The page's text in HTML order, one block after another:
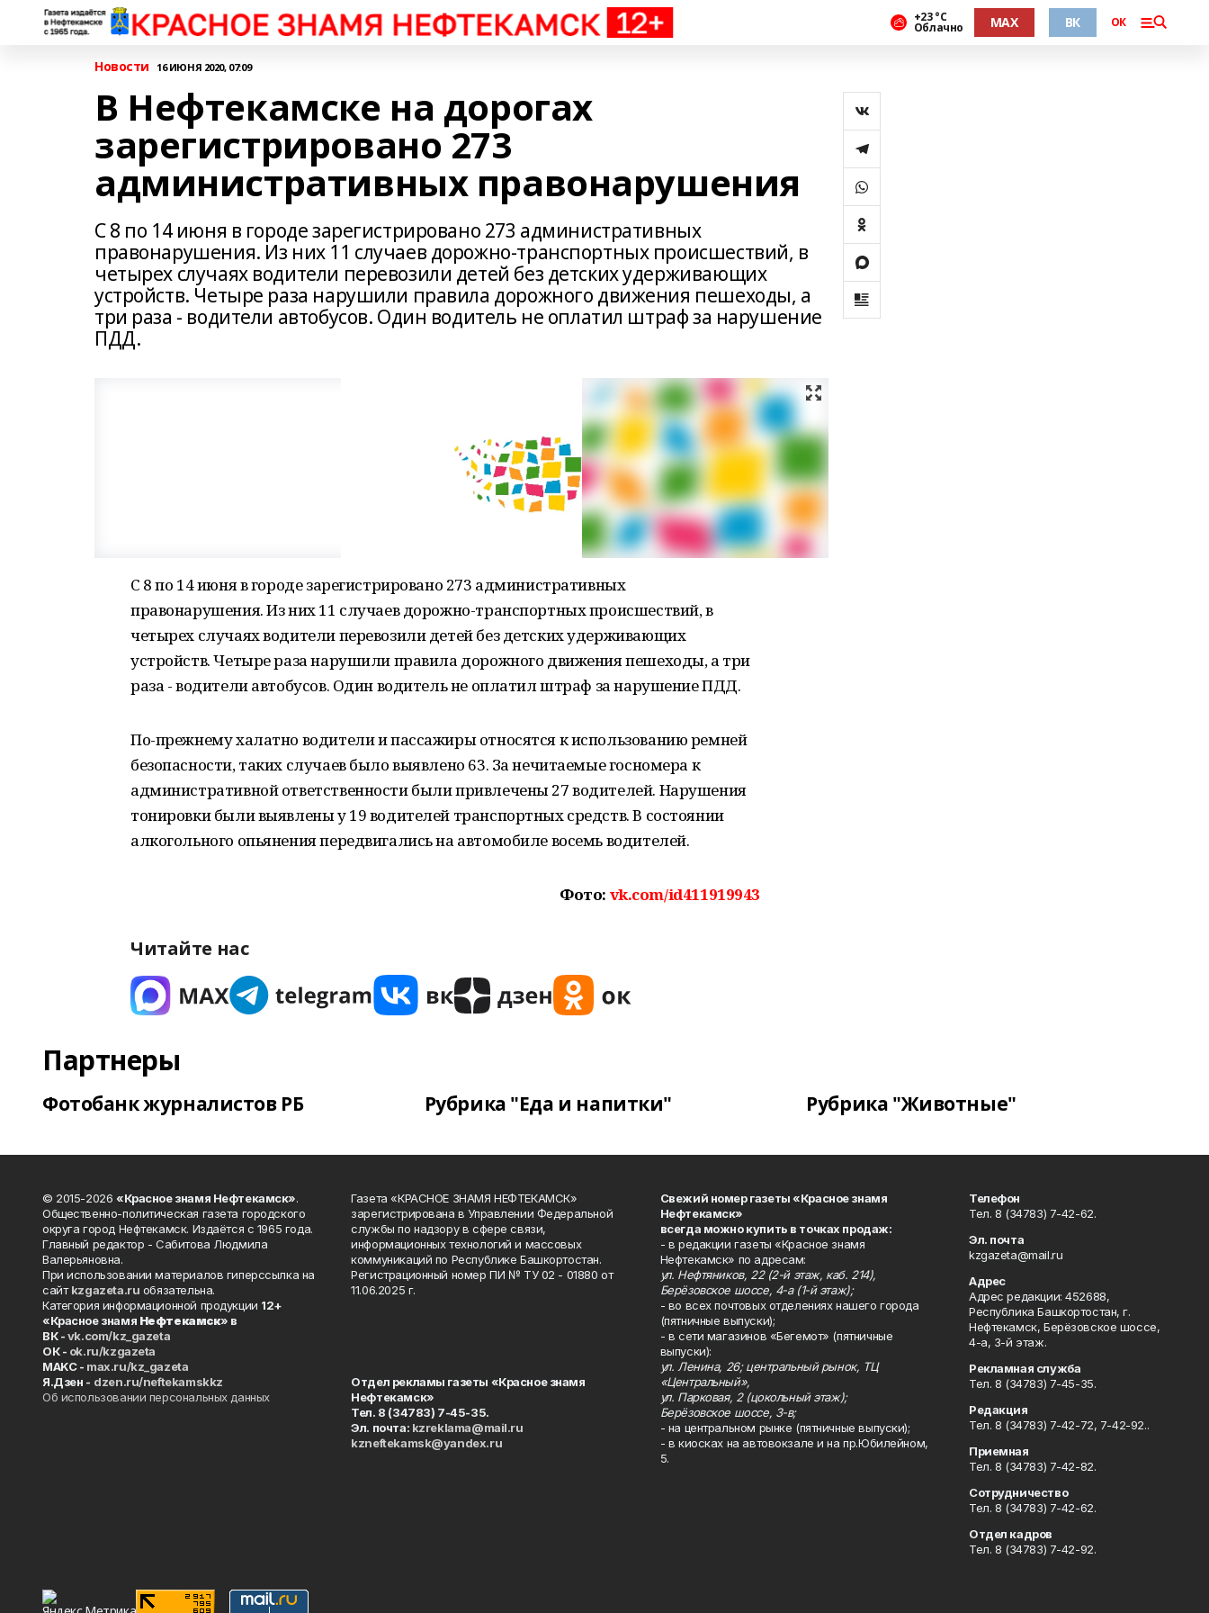
+23 °С
Облачно MAX ВК ОК
Новости 16 ИЮНЯ 2020, 07:09
В Нефтекамске на дорогах
зарегистрировано 273
административных правонарушения
С 8 по 14 июня в городе зарегистрировано 273 административных
правонарушения. Из них 11 случаев дорожно-транспортных происшествий, в
четырех случаях водители перевозили детей без детских удерживающих
устройств. Четыре раза нарушили правила дорожного движения пешеходы, а
три раза - водители автобусов. Один водитель не оплатил штраф за нарушение
ПДД.
С 8 по 14 июня в городе зарегистрировано 273 административных
правонарушения. Из них 11 случаев дорожно-транспортных происшествий, в
четырех случаях водители перевозили детей без детских удерживающих
устройств. Четыре раза нарушили правила дорожного движения пешеходы, а три
раза - водители автобусов. Один водитель не оплатил штраф за нарушение ПДД.
По-прежнему халатно водители и пассажиры относятся к использованию ремней
безопасности, таких случаев было выявлено 63. За нечитаемые госномера к
административной ответственности были привлечены 27 водителей. Нарушения
тонировки были выявлены у 19 водителей транспортных средств. В состоянии
алкогольного опьянения передвигались на автомобиле восемь водителей.
Фото: vk.com/id411919943
Читайте нас
Партнеры
Фотобанк журналистов РБ Рубрика "Еда и напитки" Рубрика "Животные"
© 2015-2026 «Красное знамя Нефтекамск».
Общественно-политическая газета городского
округа город Нефтекамск. Издаётся с 1965 года.
Главный редактор - Сабитова Людмила
Валерьяновна.
При использовании материалов гиперссылка на
сайтkzgazeta.ru обязательна.
Категория информационной продукции 12+
«Красное знамя Нефтекамск» в
ВК -vk.com/kz_gazeta
ОК - ok.ru/kzgazeta
MAKC - max.ru/kz_gazeta
Я.Дзен - dzen.ru/neftekamskkz
Об использовании персональных данных
Газета «КРАСНОЕ ЗНАМЯ НЕФТЕКАМСК»
зарегистрирована в Управлении Федеральной
службы по надзору в сфере связи,
информационных технологий и массовых
коммуникаций по Республике Башкортостан.
Регистрационный номер ПИ № ТУ 02 - 01880 от
11.06.2025 г.
Отдел рекламы газеты «Красное знамя
Нефтекамск»
Тел. 8 (34783) 7-45-35.
Эл. почта: kzreklama@mail.ru
kzneftekamsk@yandex.ru
Свежий номер газеты «Красное знамя
Нефтекамск»
всегда можно купить в точках продаж:
- в редакции газеты «Красное знамя
Нефтекамск» по адресам:
ул. Нефтяников, 22 (2-й этаж, каб. 214),
Берёзовское шоссе, 4-а (1-й этаж);
- во всех почтовых отделениях нашего города
(пятничные выпуски);
- в сети магазинов «Бегемот» (пятничные
выпуски):
ул. Ленина, 26; центральный рынок, ТЦ
«Центральный»,
ул. Парковая, 2 (цокольный этаж);
Берёзовское шоссе, 3-в;
- на центральном рынке (пятничные выпуски);
- в киосках на автовокзале и на пр.Юбилейном,
5.
Телефон
Тел. 8 (34783) 7-42-62.
Эл. почта
kzgazeta@mail.ru
Адрес
Адрес редакции: 452688,
Республика Башкортостан, г.
Нефтекамск, Берёзовское шоссе,
4-а, 3-й этаж.
Рекламная служба
Тел. 8 (34783) 7-45-35.
Редакция
Тел. 8 (34783) 7-42-72, 7-42-92..
Приемная
Тел. 8 (34783) 7-42-82.
Сотрудничество
Тел. 8 (34783) 7-42-62.
Отдел кадров
Тел. 8 (34783) 7-42-92.